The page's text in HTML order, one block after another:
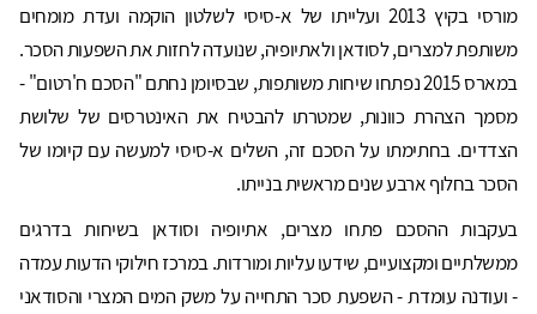
מורסי בקיץ 2013 ועלייתו של א-סיסי לשלטון הוקמה ועדת מומחים
משותפת למצרים, לסודאן ולאתיופיה, שנועדה לחזות את השפעות הסכר.
במארס 2015 נפתחו שיחות משותפות, שבסיומן נחתם "הסכם ח'רטום" -
מסמך הצהרת כוונות, שמטרתו להבטיח את האינטרסים של שלושת
הצדדים. בחתימתו על הסכם זה, השלים א-סיסי למעשה עם קיומו של
הסכר בחלוף ארבע שנים מראשית בנייתו.
בעקבות ההסכם פתחו מצרים, אתיופיה וסודאן בשיחות בדרגים
ממשלתיים ומקצועיים, שידעו עליות ומורדות. במרכז חילוקי הדעות עמדה
- ועודנה עומדת - השפעת סכר התחייה על משק המים המצרי והסודאני